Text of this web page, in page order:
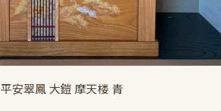
平安翠鳳 大鎧 摩天楼 青